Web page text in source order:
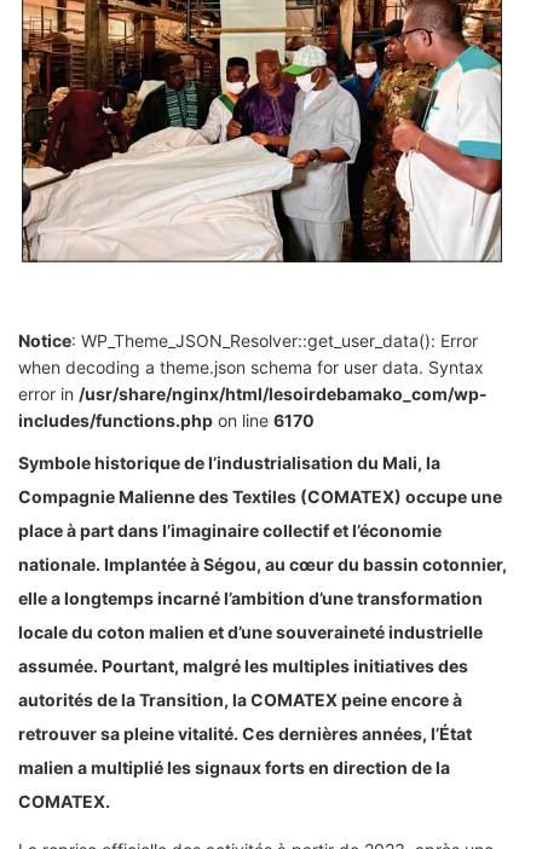
Notice: WP_Theme_JSON_Resolver::get_user_data(): Error
when decoding a theme.json schema for user data. Syntax
error in /usr/share/nginx/html/lesoirdebamako_com/wp-
includes/functions.php on line 6170
Symbole historique de l’industrialisation du Mali, la
Compagnie Malienne des Textiles (COMATEX) occupe une
place à part dans l’imaginaire collectif et l’économie
nationale. Implantée à Ségou, au cœur du bassin cotonnier,
elle a longtemps incarné l’ambition d’une transformation
locale du coton malien et d’une souveraineté industrielle
assumée. Pourtant, malgré les multiples initiatives des
autorités de la Transition, la COMATEX peine encore à
retrouver sa pleine vitalité. Ces dernières années, l’État
malien a multiplié les signaux forts en direction de la
COMATEX.